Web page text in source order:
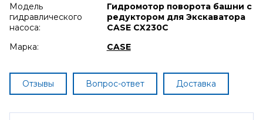
Модель
гидравлического
насоса:
Гидромотор поворота башни с
редуктором для Экскаватора
CASE CX230C
Марка:
CASE
Отзывы Вопрос-ответ Доставка